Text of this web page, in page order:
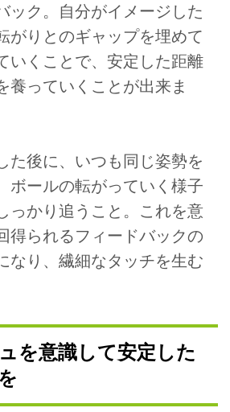
ック。自分がイメージした
がりとのギャップを埋めて
いくことで、安定した距離
養っていくことが出来ま
た後に、いつも同じ姿勢を
ボールの転がっていく様子
っかり追うこと。これを意
得られるフィードバックの
なり、繊細なタッチを生む
を意識して安定した